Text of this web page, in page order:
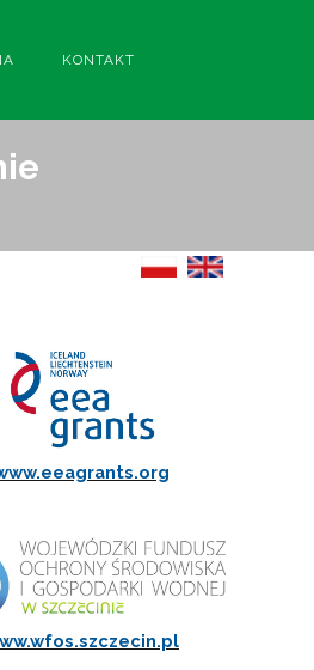
KONTAKT